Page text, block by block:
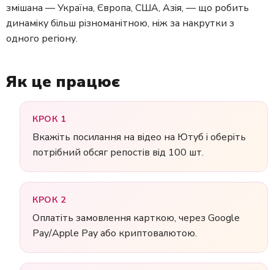
змішана — Україна, Європа, США, Азія, — що робить
динаміку більш різноманітною, ніж за накрутки з
одного регіону.
Як це працює
КРОК 1
Вкажіть посилання на відео на Ютуб і оберіть
потрібний обсяг репостів від 100 шт.
КРОК 2
Оплатіть замовлення карткою, через Google
Pay/Apple Pay або криптовалютою.